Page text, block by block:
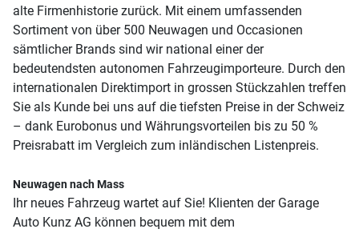
alte Firmenhistorie zurück. Mit einem umfassenden
Sortiment von über 500 Neuwagen und Occasionen
sämtlicher Brands sind wir national einer der
bedeutendsten autonomen Fahrzeugimporteure. Durch den
internationalen Direktimport in grossen Stückzahlen treffen
Sie als Kunde bei uns auf die tiefsten Preise in der Schweiz
– dank Eurobonus und Währungsvorteilen bis zu 50 %
Preisrabatt im Vergleich zum inländischen Listenpreis.
Neuwagen nach Mass
Ihr neues Fahrzeug wartet auf Sie! Klienten der Garage
Auto Kunz AG können bequem mit dem